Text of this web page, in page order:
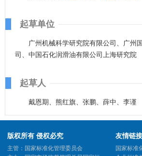
起草单位
广州机械科学研究院有限公司、广州
司、中国石化润滑油有限公司上海研究院
起草人
戴恩期、熊红旗、张鹏、薛中、李谨
版权所有 侵权必究
主管：国家标准化管理委员会
友情链接
国家标准